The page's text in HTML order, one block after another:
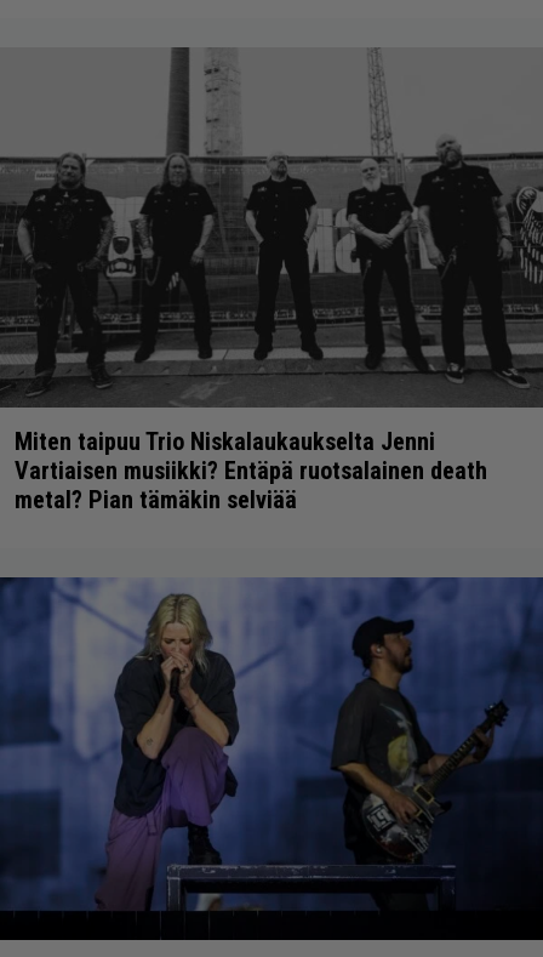
Miten taipuu Trio Niskalaukaukselta Jenni
Vartiaisen musiikki? Entäpä ruotsalainen death
metal? Pian tämäkin selviää